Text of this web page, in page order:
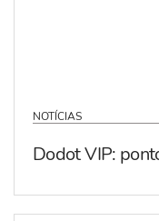
NOTÍCIAS
Dodot VIP: